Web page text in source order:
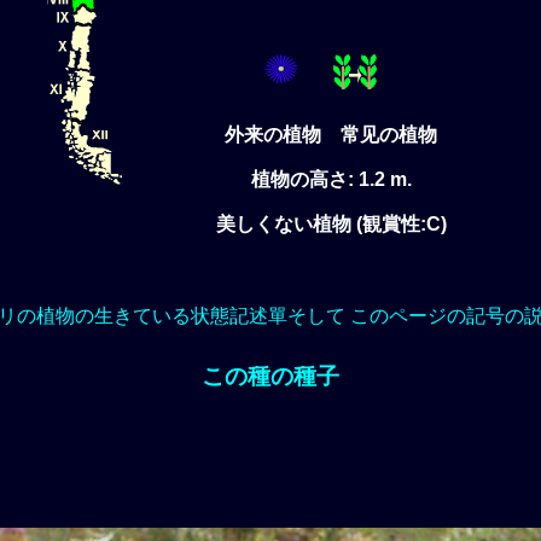
外来の植物 常见の植物
植物の高さ: 1.2 m.
美しくない植物 (観賞性:C)
の植物の生きている状態記述單そして このページの記号の
この種の種子